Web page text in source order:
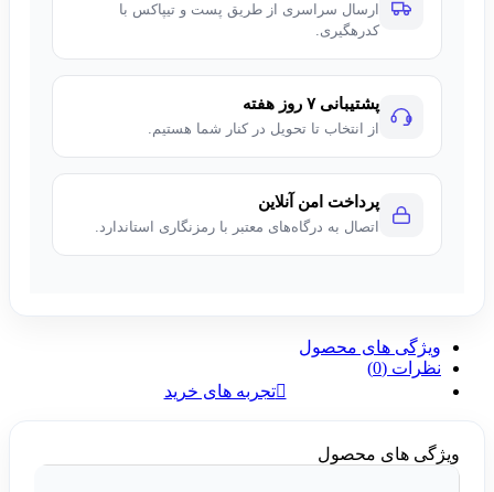
ارسال سراسری از طریق پست و تیپاکس با
کدرهگیری.
پشتیبانی ۷ روز هفته
از انتخاب تا تحویل در کنار شما هستیم.
پرداخت امن آنلاین
اتصال به درگاه‌های معتبر با رمزنگاری استاندارد.
ویژگی های محصول
نظرات (0)
تجربه های خرید
ویژگی های محصول